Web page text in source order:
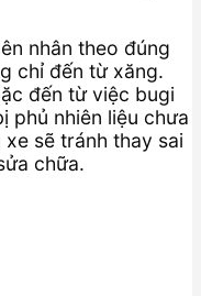
nhân theo đúng
chỉ đến từ xăng.
đến từ việc bugi
phủ nhiên liệu chưa
sẽ tránh thay sai
chữa.